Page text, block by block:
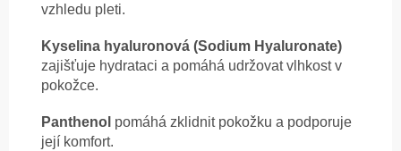
vzhledu pleti.
Kyselina hyaluronová (Sodium Hyaluronate)
zajišťuje hydrataci a pomáhá udržovat vlhkost v
pokožce.
Panthenol pomáhá zklidnit pokožku a podporuje
její komfort.